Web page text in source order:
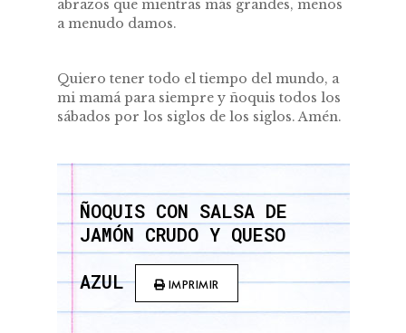
abrazos que mientras más grandes, menos
a menudo damos.
Quiero tener todo el tiempo del mundo, a
mi mamá para siempre y ñoquis todos los
sábados por los siglos de los siglos. Amén.
ÑOQUIS CON SALSA DE
JAMÓN CRUDO Y QUESO
AZUL
IMPRIMIR